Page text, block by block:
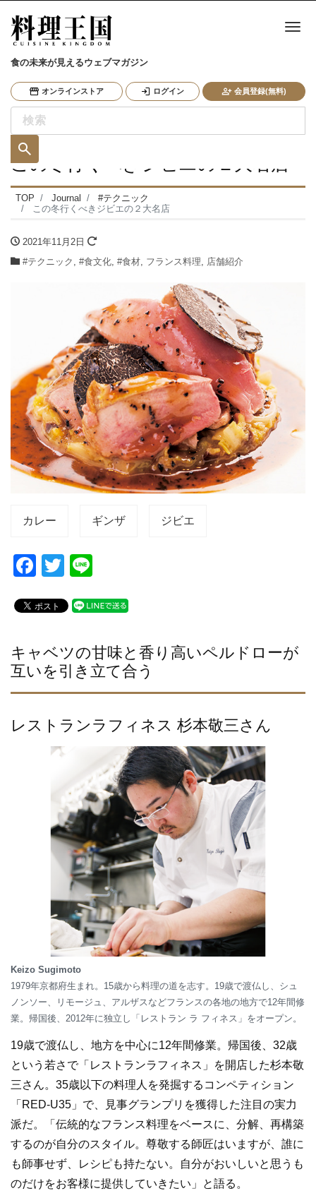
食の未来が見えるウェブマガジン
オンラインストア ログイン 会員登録(無料)
ナ
この冬行くべきジビエの２大名店
TOP Journal
#テクニック
この冬行くべきジビエの２大名店
2021年11月2日
#テクニック , #食文化, #食材, フランス料理, 店舗紹介
カレー ギンザ ジビエ
F
c
b
o
o
k
T
tt
e
キャベツの甘味と香り高いペルドローが
互いを引き立て合う
レストランラフィネス 杉本敬三さん
Keizo Sugimoto
1979年京都府生まれ。15歳から料理の道を志す。19歳で渡仏し、シュ
ノンソー、リモージュ、アルザスなどフランスの各地の地方で12年間修
業。帰国後、2012年に独立し「レストラン ラ フィネス」をオープン。
19歳で渡仏し、地方を中心に12年間修業。帰国後、32歳
という若さで「レストランラフィネス」を開店した杉本敬
三さん。35歳以下の料理人を発掘するコンペティション
「RED-U35」で、見事グランプリを獲得した注目の実力
派だ。「伝統的なフランス料理をベースに、分解、再構築
するのが自分のスタイル。尊敬する師匠はいますが、誰に
も師事せず、レシピも持たない。自分がおいしいと思うも
のだけをお客様に提供していきたい」と語る。